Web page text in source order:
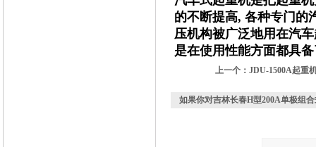
的不断提高, 各种专门的
压机构被广泛地用在汽
是在使用性能方面都具
上一个： JDU-1500A起重
如果你对吉林长春H型200A单极组